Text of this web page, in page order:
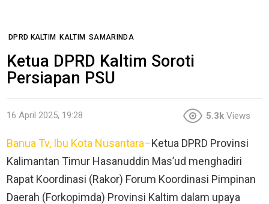
DPRD KALTIM KALTIM SAMARINDA
Ketua DPRD Kaltim Soroti
Persiapan PSU
16 April 2025, 19:28 5.3k Views
Banua Tv, Ibu Kota Nusantara–Ketua DPRD Provinsi
Kalimantan Timur Hasanuddin Mas’ud menghadiri
Rapat Koordinasi (Rakor) Forum Koordinasi Pimpinan
Daerah (Forkopimda) Provinsi Kaltim dalam upaya